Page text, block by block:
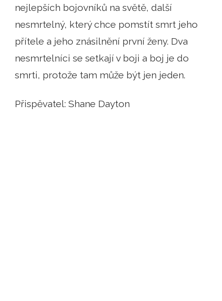
nejlepších bojovníků na světě, další
nesmrtelný, který chce pomstít smrt jeho
přítele a jeho znásilnění první ženy. Dva
nesmrtelníci se setkají v boji a boj je do
smrti, protože tam může být jen jeden.
Přispěvatel: Shane Dayton